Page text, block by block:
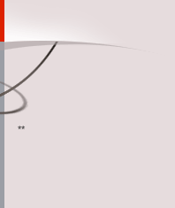
**